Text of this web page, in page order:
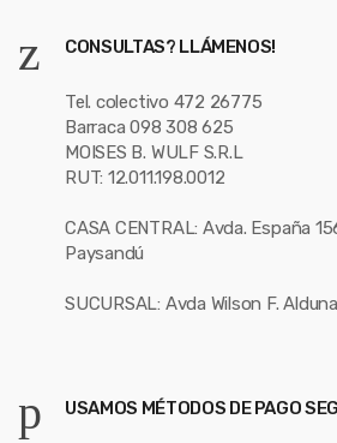
CONSULTAS? LLÁMENOS!
Tel. colectivo 472 26775
Barraca 098 308 625
MOISES B. WULF S.R.L
RUT: 12.011.198.0012
CASA CENTRAL: Avda. España
Paysandú
SUCURSAL: Avda Wilson F.
USAMOS MÉTODOS DE PAGO